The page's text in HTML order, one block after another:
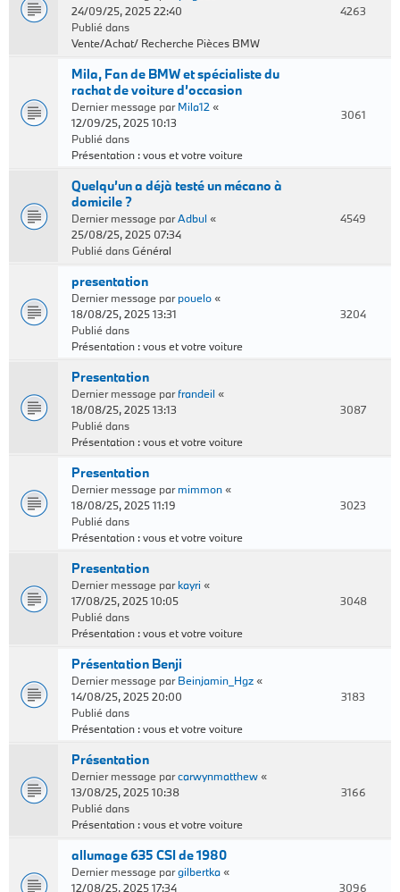
24/09/25, 2025 22:40
Publié dans
Vente/Achat/ Recherche Pièces BMW
4263
Mila, Fan de BMW et spécialiste du
rachat de voiture d’occasion
Dernier message parMila12 «
12/09/25, 2025 10:13
Publié dans
Présentation : vous et votre voiture
3061
Quelqu’un a déjà testé un mécano à
domicile ?
Dernier message parAdbul «
25/08/25, 2025 07:34
Publié dansGénéral
4549
presentation
Dernier message parpouelo«
18/08/25, 2025 13:31
Publié dans
Présentation : vous et votre voiture
3204
Presentation
Dernier message parfrandeil «
18/08/25, 2025 13:13
Publié dans
Présentation : vous et votre voiture
3087
Presentation
Dernier message parmimmon«
18/08/25, 2025 11:19
Publié dans
Présentation : vous et votre voiture
3023
Presentation
Dernier message parkayri «
17/08/25, 2025 10:05
Publié dans
Présentation : vous et votre voiture
3048
Présentation Benji
Dernier message parBeinjamin_Hgz«
14/08/25, 2025 20:00
Publié dans
Présentation : vous et votre voiture
3183
Présentation
Dernier message parcarwynmatthew«
13/08/25, 2025 10:38
Publié dans
Présentation : vous et votre voiture
3166
allumage 635 CSI de 1980
Dernier message pargilbertka«
12/08/25, 2025 17:34
3096